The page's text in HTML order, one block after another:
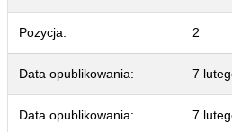
Pozycja: 2
Data opublikowania: 7
Data opublikowania: 7